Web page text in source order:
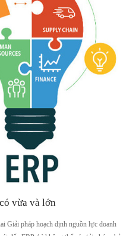
vừa và lớn
Giải pháp hoạch định nguồn lực doanh